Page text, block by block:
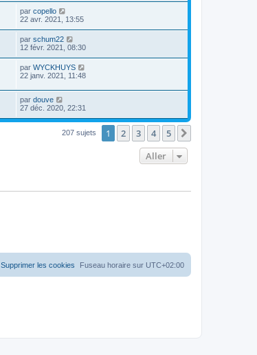
par copello
22 avr. 2021, 13:55
par schum22
12 févr. 2021, 08:30
par WYCKHUYS
22 janv. 2021, 11:48
par douve
27 déc. 2020, 22:31
207 sujets 1 2 3 4 5
Aller
Fuseau horaire sur UTC+02:00
Supprimer les cookies